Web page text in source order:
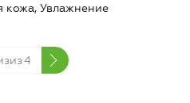
кожа, Увлажнение
4